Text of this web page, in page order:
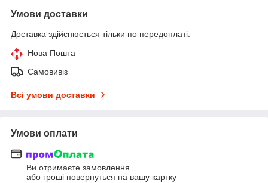
Умови доставки
Доставка здійснюється тільки по передоплаті.
Нова Пошта
Самовивіз
Всі умови доставки
Умови оплати
Ви отримаєте замовлення
або гроші повернуться на вашу картку